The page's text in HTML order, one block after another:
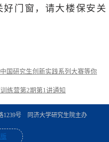
好门窗，请大楼保安关
国研究生创新实践系列大赛等你
练营第2期第1讲通知
号 同济大学研究生院主办